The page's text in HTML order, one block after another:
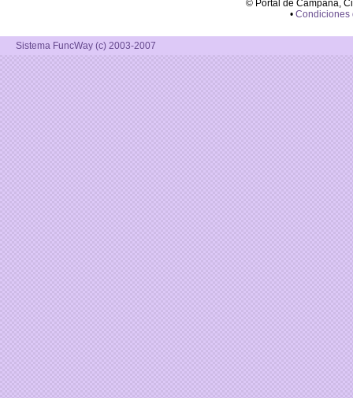
© Portal de Campana,
• Condiciones
Sistema FuncWay (c) 2003-2007